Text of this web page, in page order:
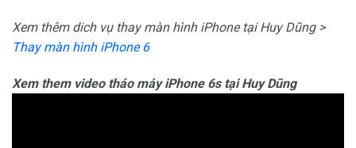
Xem thêm dich vụ thay màn hình iPhone tại Huy Dũng >
Thay màn hình iPhone 6
Xem them video tháo máy iPhone 6s tại Huy Dũng